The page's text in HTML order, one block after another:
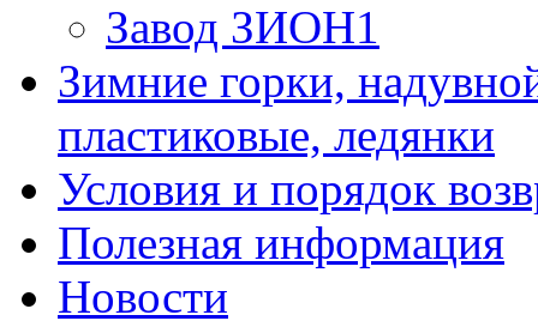
Завод ЗИОН1
Зимние горки,
пластиковые, ледянки
Условия и порядок
Полезная информация
Новости